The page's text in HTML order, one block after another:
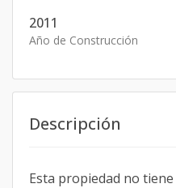
2011
Año de Construcción
Descripción
Esta propiedad no